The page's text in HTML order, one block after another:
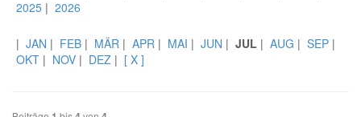
2025 | 2026
| JAN | FEB | MÄR | APR | MAI | JUN | JUL | AUG | SEP |
OKT | NOV | DEZ | [ X ]